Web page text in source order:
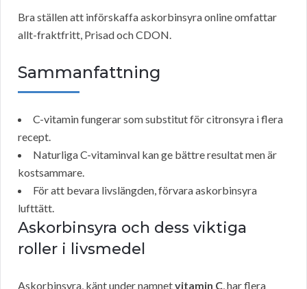
Bra ställen att införskaffa askorbinsyra online omfattar
allt-fraktfritt, Prisad och CDON.
Sammanfattning
C-vitamin fungerar som substitut för citronsyra i flera
recept.
Naturliga C-vitaminval kan ge bättre resultat men är
kostsammare.
För att bevara livslängden, förvara askorbinsyra
lufttätt.
Askorbinsyra och dess viktiga
roller i livsmedel
Askorbinsyra, känt under namnetvitamin C, har flera